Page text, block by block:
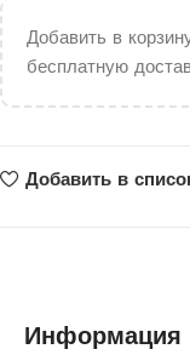
Добавить в
бесплатную
Добавить в
Информация